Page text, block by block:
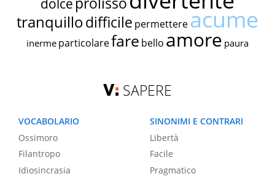
dolce
tranquillodifficile permettereacume
inerme particolarefare bello amore paura
SAPERE
VOCABOLARIO
Ossimoro
Filantropo
Idiosincrasia
SINONIMI E CONTRARI
Libertà
Facile
Pragmatico